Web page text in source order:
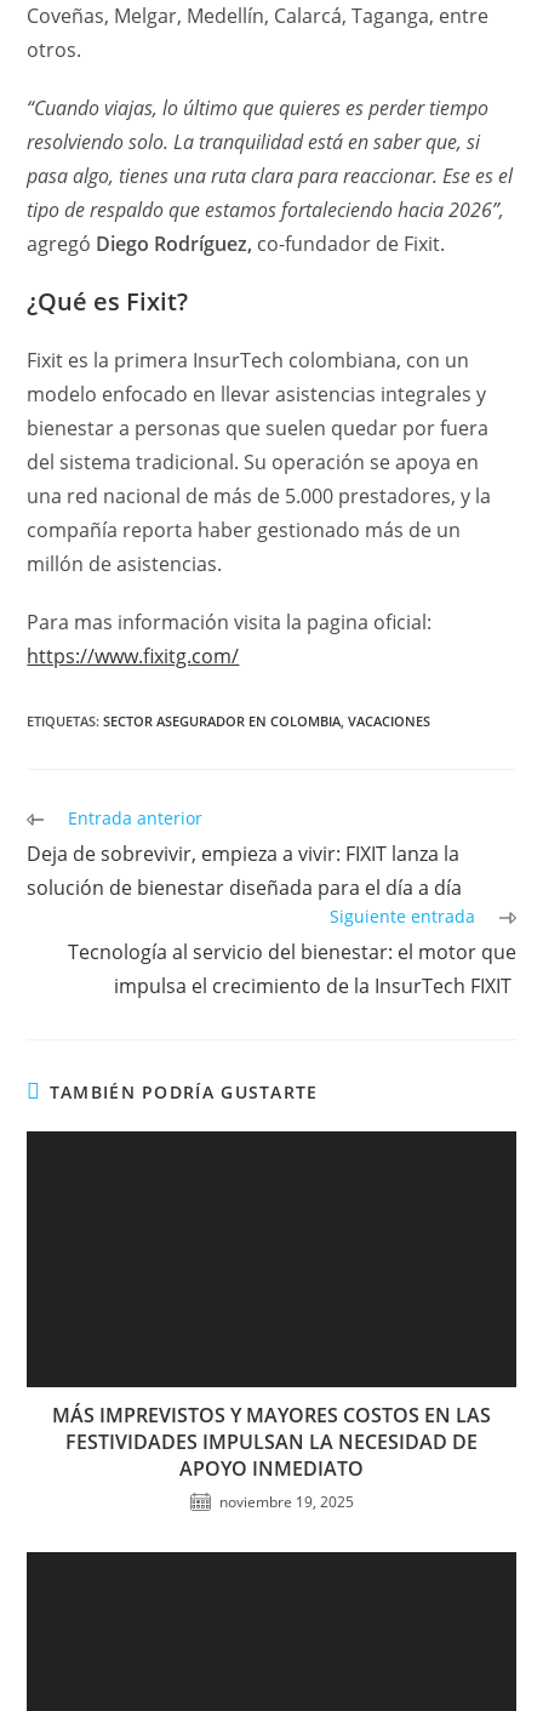
Coveñas, Melgar, Medellín, Calarcá, Taganga, entre
otros.
“Cuando viajas, lo último que quieres es perder tiempo
resolviendo solo. La tranquilidad está en saber que, si
pasa algo, tienes una ruta clara para reaccionar. Ese es el
tipo de respaldo que estamos fortaleciendo hacia 2026”,
agregó Diego Rodríguez, co-fundador de Fixit.
¿Qué es Fixit?
Fixit es la primera InsurTech colombiana, con un
modelo enfocado en llevar asistencias integrales y
bienestar a personas que suelen quedar por fuera
del sistema tradicional. Su operación se apoya en
una red nacional de más de 5.000 prestadores, y la
compañía reporta haber gestionado más de un
millón de asistencias.
Para mas información visita la pagina oficial:
https://www.fixitg.com/
ETIQUETAS:SECTOR ASEGURADOR EN COLOMBIA, VACACIONES
Leer
artículos
Entrada anterior
Deja de sobrevivir, empieza a vivir: FIXIT lanza la
solución de bienestar diseñada para el día a día
Siguiente entrada
Tecnología al servicio del bienestar: el motor que
impulsa el crecimiento de la InsurTech FIXIT
TAMBIÉN PODRÍA GUSTARTE
MÁS IMPREVISTOS Y MAYORES COSTOS EN LAS
FESTIVIDADES IMPULSAN LA NECESIDAD DE
APOYO INMEDIATO
noviembre 19, 2025